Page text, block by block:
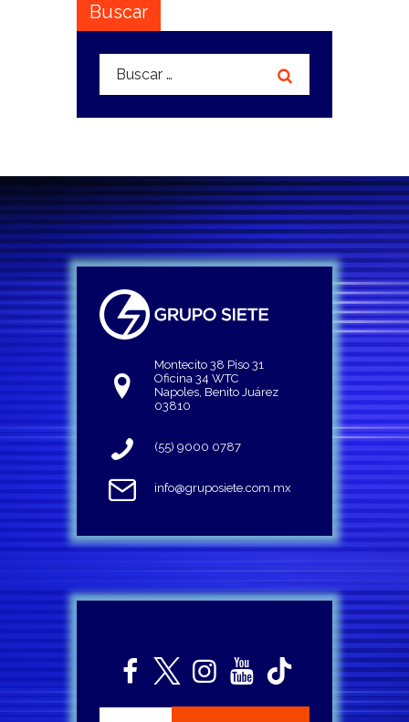
Buscar
Buscar:
Montecito 38 Piso 31
Oficina 34 WTC
Napoles, Benito Juárez
03810
(55) 9000 0787
info@gruposiete.com.mx